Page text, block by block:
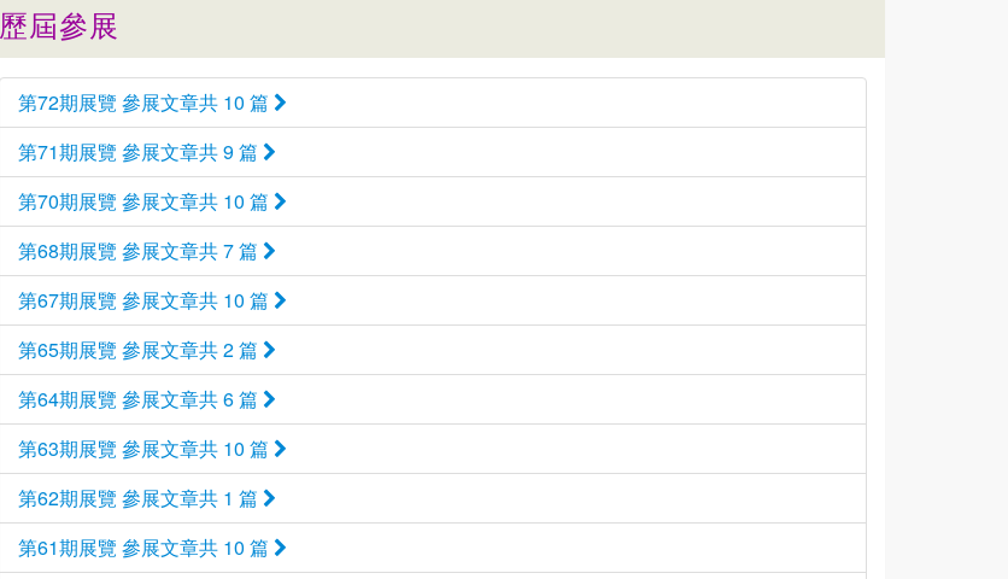
歷屆參展
第72期展覽 參展文章共 10 篇
第71期展覽 參展文章共 9 篇
第70期展覽 參展文章共 10 篇
第68期展覽 參展文章共 7 篇
第67期展覽 參展文章共 10 篇
第65期展覽 參展文章共 2 篇
第64期展覽 參展文章共 6 篇
第63期展覽 參展文章共 10 篇
第62期展覽 參展文章共 1 篇
第61期展覽 參展文章共 10 篇